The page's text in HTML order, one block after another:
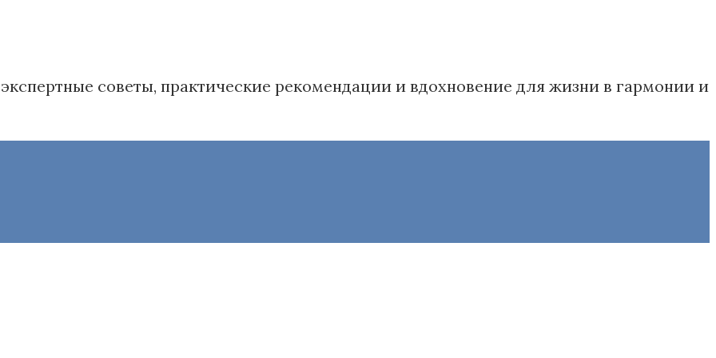
экспертные советы, практические рекомендации и вдохновение для жизни в гармонии и